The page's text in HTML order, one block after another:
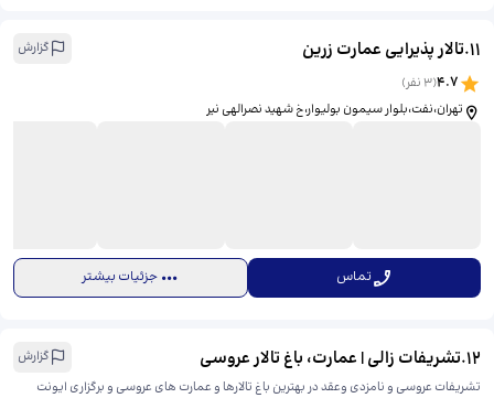
11
.تالار پذیرایی عمارت زرین گزارش
4.7
(
3نفر)
تهران،نفت،بلوار سیمون بولیوار،خ شهید نصرالهی نیر
تماس جزئیات بیشتر
12
.تشریفات زالی | عمارت، باغ تالار عروسی
گزارش
تشریفات عروسی و نامزدی و‌عقد در بهترین باغ تالارها و عمارت های عروسی و برگزاری ایونت